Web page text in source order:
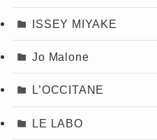
ISSEY MIYAKE
Jo Malone
L’OCCITANE
LE LABO